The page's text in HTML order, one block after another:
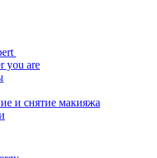
you are
и снятие макияжа